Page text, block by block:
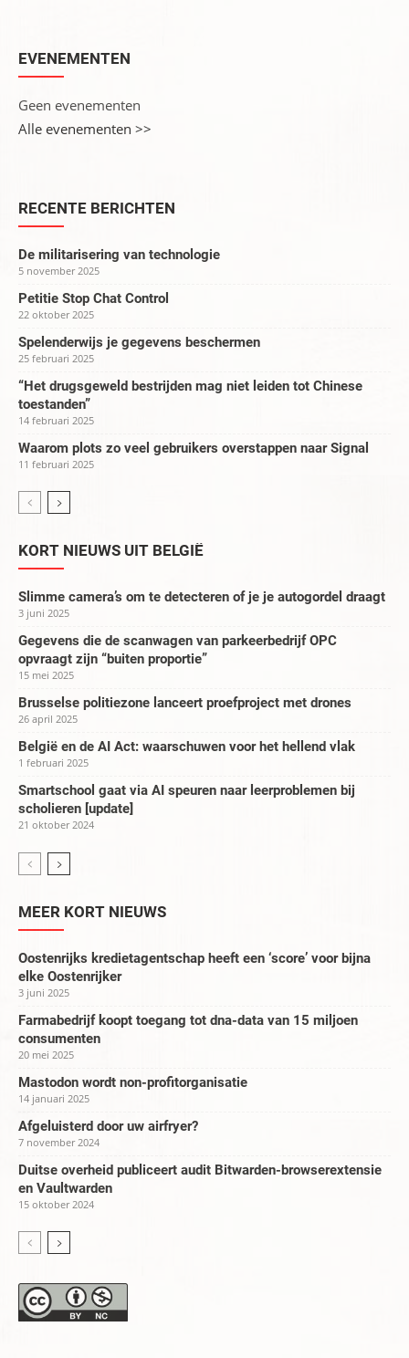
EVENEMENTEN
Geen evenementen
Alle evenementen >>
RECENTE BERICHTEN
De militarisering van technologie
5 november 2025
Petitie Stop Chat Control
22 oktober 2025
Spelenderwijs je gegevens beschermen
25 februari 2025
“Het drugsgeweld bestrijden mag niet leiden tot Chinese
toestanden”
14 februari 2025
Waarom plots zo veel gebruikers overstappen naar Signal
11 februari 2025
KORT NIEUWS UIT BELGIË
Slimme camera’s om te detecteren of je je autogordel draagt
3 juni 2025
Gegevens die de scanwagen van parkeerbedrijf OPC
opvraagt zijn “buiten proportie”
15 mei 2025
Brusselse politiezone lanceert proefproject met drones
26 april 2025
België en de AI Act: waarschuwen voor het hellend vlak
1 februari 2025
Smartschool gaat via AI speuren naar leerproblemen bij
scholieren [update]
21 oktober 2024
MEER KORT NIEUWS
Oostenrijks kredietagentschap heeft een ‘score’ voor bijna
elke Oostenrijker
3 juni 2025
Farmabedrijf koopt toegang tot dna-data van 15 miljoen
consumenten
20 mei 2025
Mastodon wordt non-profitorganisatie
14 januari 2025
Afgeluisterd door uw airfryer?
7 november 2024
Duitse overheid publiceert audit Bitwarden-browserextensie
en Vaultwarden
15 oktober 2024